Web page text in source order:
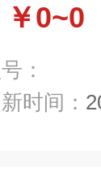
￥0~0
：
时间：